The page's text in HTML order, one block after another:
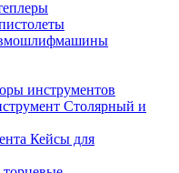
инструментов
Столярный и
Кейсы для